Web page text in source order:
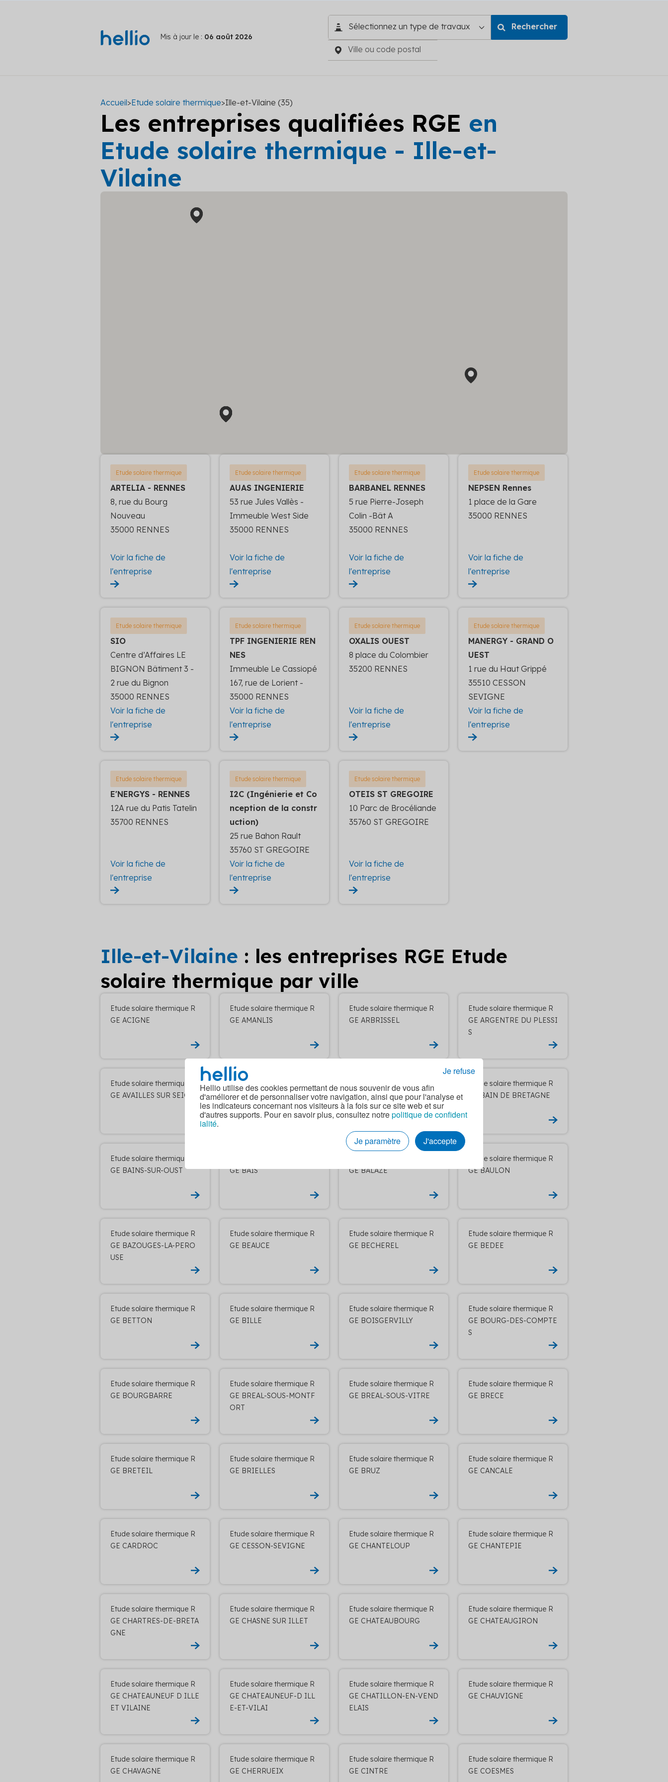
Hellio utilise des cookies permettant de nous souvenir de vous afin
d'améliorer et de personnaliser votre navigation, ainsi que pour l'analyse et
les indicateurs concernant nos visiteurs à la fois sur ce site web et sur
d'autres supports. Pour en savoir plus, consultez notrepolitique de confident
ialité.
Je paramètre
J'accepte
Je refuse
Mis à jour le : 06 août 2026
Accueil>Etude solaire thermique>Ille-et-Vilaine (35)
Les entreprises qualifiées RGE en
Etude solaire thermique - Ille-et-
Vilaine
Etude solaire thermique
ARTELIA - RENNES
8, rue du Bourg
Nouveau
35000 RENNES
Voir la fiche de
l'entreprise
Etude solaire thermique
AUAS INGENIERIE
53 rue Jules Vallès -
Immeuble West Side
35000 RENNES
Voir la fiche de
l'entreprise
Etude solaire thermique
BARBANEL RENNES
5 rue Pierre-Joseph
Colin -Bât A
35000 RENNES
Voir la fiche de
l'entreprise
Etude solaire thermique
NEPSEN Rennes
1 place de la Gare
35000 RENNES
Voir la fiche de
l'entreprise
Etude solaire thermique
SIO
Centre d’Affaires LE
BIGNON Bâtiment 3 -
2 rue du Bignon
35000 RENNES
Voir la fiche de
l'entreprise
Etude solaire thermique
TPF INGENIERIE REN
NES
Immeuble Le Cassiopé
167, rue de Lorient -
35000 RENNES
Voir la fiche de
l'entreprise
Etude solaire thermique
OXALIS OUEST
8 place du Colombier
35200 RENNES
Voir la fiche de
l'entreprise
Etude solaire thermique
MANERGY - GRAND O
UEST
1 rue du Haut Grippé
35510 CESSON
SEVIGNE
Voir la fiche de
l'entreprise
Etude solaire thermique
E'NERGYS - RENNES
12A rue du Patis Tatelin
35700 RENNES
Voir la fiche de
l'entreprise
Etude solaire thermique
I2C (Ingénierie et Co
nception de la constr
uction)
25 rue Bahon Rault
35760 ST GREGOIRE
Voir la fiche de
l'entreprise
Etude solaire thermique
OTEIS ST GREGOIRE
10 Parc de Brocéliande
35760 ST GREGOIRE
Voir la fiche de
l'entreprise
Ille-et-Vilaine : les entreprises RGE Etude
solaire thermique par ville
Etude solaire thermique R
GE ACIGNE
Etude solaire thermique R
GE AMANLIS
Etude solaire thermique R
GE ARBRISSEL
Etude solaire thermique R
GE ARGENTRE DU PLESSI
S
Etude solaire thermique R
GE AVAILLES SUR SEICHE
Etude solaire thermique R
GE BAGUER-MORVAN
Etude solaire thermique R
GE BAGUER-PICAN
Etude solaire thermique R
GE BAIN DE BRETAGNE
Etude solaire thermique R
GE BAINS-SUR-OUST
GE BAIS
GE BALAZE
Etude solaire thermique R
GE BAULON
Etude solaire thermique R
GE BAZOUGES-LA-PERO
USE
Etude solaire thermique R
GE BEAUCE
Etude solaire thermique R
GE BECHEREL
Etude solaire thermique R
GE BEDEE
Etude solaire thermique R
GE BETTON
Etude solaire thermique R
GE BILLE
Etude solaire thermique R
GE BOISGERVILLY
Etude solaire thermique R
GE BOURG-DES-COMPTE
S
Etude solaire thermique R
GE BOURGBARRE
Etude solaire thermique R
GE BREAL-SOUS-MONTF
ORT
Etude solaire thermique R
GE BREAL-SOUS-VITRE
Etude solaire thermique R
GE BRECE
Etude solaire thermique R
GE BRETEIL
Etude solaire thermique R
GE BRIELLES
Etude solaire thermique R
GE BRUZ
Etude solaire thermique R
GE CANCALE
Etude solaire thermique R
GE CARDROC
Etude solaire thermique R
GE CESSON-SEVIGNE
Etude solaire thermique R
GE CHANTELOUP
Etude solaire thermique R
GE CHANTEPIE
Etude solaire thermique R
GE CHARTRES-DE-BRETA
GNE
Etude solaire thermique R
GE CHASNE SUR ILLET
Etude solaire thermique R
GE CHATEAUBOURG
Etude solaire thermique R
GE CHATEAUGIRON
Etude solaire thermique R
GE CHATEAUNEUF D ILLE
ET VILAINE
Etude solaire thermique R
GE CHATEAUNEUF-D ILL
E-ET-VILAI
Etude solaire thermique R
GE CHATILLON-EN-VEND
ELAIS
Etude solaire thermique R
GE CHAUVIGNE
Etude solaire thermique R
GE CHAVAGNE
Etude solaire thermique R
GE CHERRUEIX
Etude solaire thermique R
GE CINTRE
Etude solaire thermique R
GE COESMES